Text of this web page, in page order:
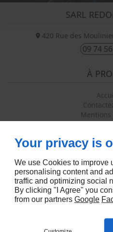
SARL
420 Rue des
09 74
À
Mentions
Your privacy is
We use Cookies to improve
personalising content and
traffic and optimizing social
By clicking "I Agree" you
from our partners Google